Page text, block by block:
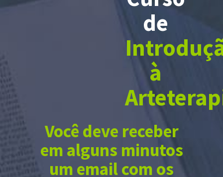
de
à
Você deve receber
em alguns minutos
um email com os